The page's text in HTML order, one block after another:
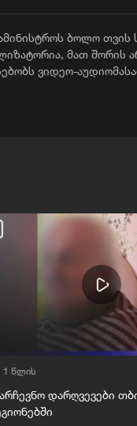
ბოლო თვის
მათ შორის
ვიდეო-
1 წლის
დარღვევები